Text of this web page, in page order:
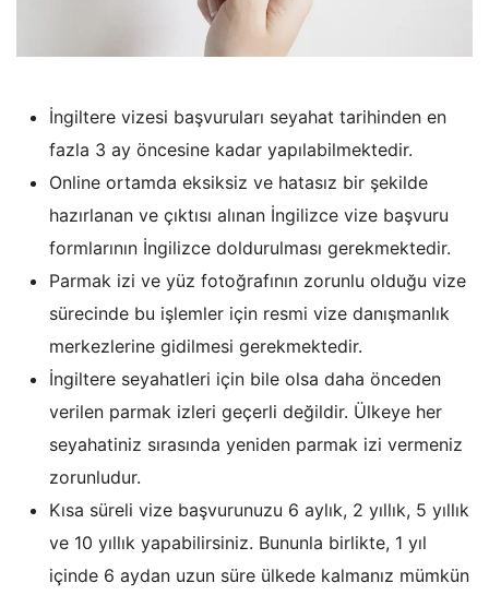
İngiltere vizesi başvuruları seyahat tarihinden en
fazla 3 ay öncesine kadar yapılabilmektedir.
Online ortamda eksiksiz ve hatasız bir şekilde
hazırlanan ve çıktısı alınan İngilizce vize başvuru
formlarının İngilizce doldurulması gerekmektedir.
Parmak izi ve yüz fotoğrafının zorunlu olduğu vize
sürecinde bu işlemler için resmi vize danışmanlık
merkezlerine gidilmesi gerekmektedir.
İngiltere seyahatleri için bile olsa daha önceden
verilen parmak izleri geçerli değildir. Ülkeye her
seyahatiniz sırasında yeniden parmak izi vermeniz
zorunludur.
Kısa süreli vize başvurunuzu 6 aylık, 2 yıllık, 5 yıllık
ve 10 yıllık yapabilirsiniz. Bununla birlikte, 1 yıl
içinde 6 aydan uzun süre ülkede kalmanız mümkün